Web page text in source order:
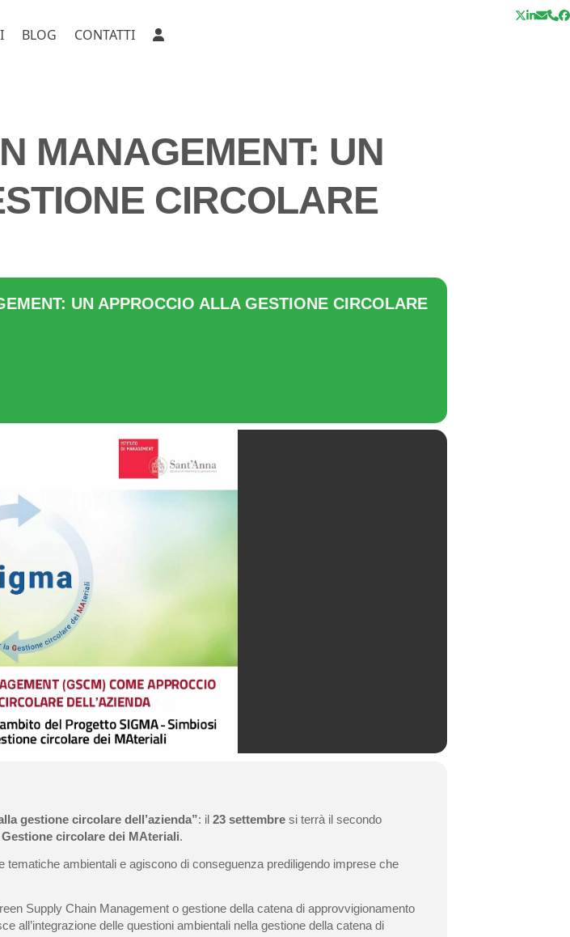
Twitter
Email
BLOG CONTATTI
MANAGEMENT: UN
CIRCOLARE
UN APPROCCIO ALLA GESTIONE CIRCOLARE
gestione circolare dell’azienda”: il 23 settembre si terrà il secondo
circolare dei MAteriali.
ambientali e agiscono di conseguenza prediligendo imprese che
Supply Chain Management o gestione della catena di approvvigionamento
all’integrazione delle questioni ambientali nella gestione della catena di